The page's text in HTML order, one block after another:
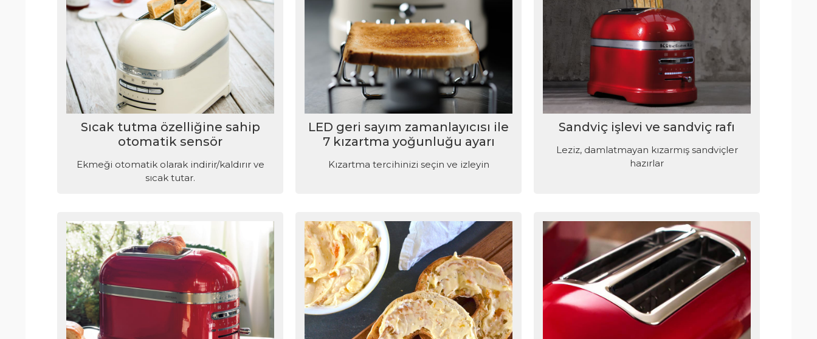
Sıcak tutma özelliğine sahip
otomatik sensör
Ekmeği otomatik olarak indirir/kaldırır ve
sıcak tutar.
LED geri sayım zamanlayıcısı ile
7 kızartma yoğunluğu ayarı
Kızartma tercihinizi seçin ve izleyin
Sandviç işlevi ve sandviç rafı
Leziz, damlatmayan kızarmış sandviçler
hazırlar